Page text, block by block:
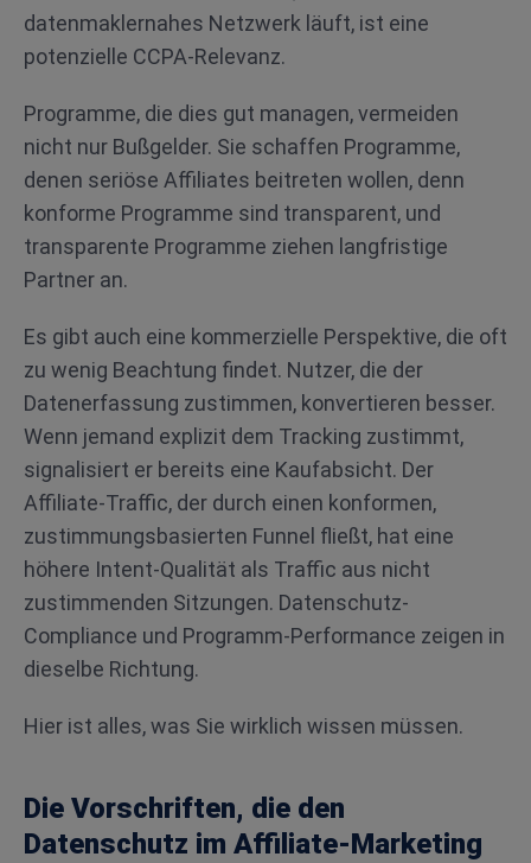
datenmaklernahes Netzwerk läuft, ist eine
potenzielle CCPA-Relevanz.
Programme, die dies gut managen, vermeiden
nicht nur Bußgelder. Sie schaffen Programme,
denen seriöse Affiliates beitreten wollen, denn
konforme Programme sind transparent, und
transparente Programme ziehen langfristige
Partner an.
Es gibt auch eine kommerzielle Perspektive, die oft
zu wenig Beachtung findet. Nutzer, die der
Datenerfassung zustimmen, konvertieren besser.
Wenn jemand explizit dem Tracking zustimmt,
signalisiert er bereits eine Kaufabsicht. Der
Affiliate-Traffic, der durch einen konformen,
zustimmungsbasierten Funnel fließt, hat eine
höhere Intent-Qualität als Traffic aus nicht
zustimmenden Sitzungen. Datenschutz-
Compliance und Programm-Performance zeigen in
dieselbe Richtung.
Hier ist alles, was Sie wirklich wissen müssen.
Die Vorschriften, die den
Datenschutz im Affiliate-Marketing